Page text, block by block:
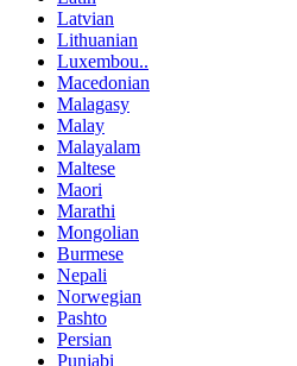
Latvian
Lithuanian
Luxembou..
Macedonian
Malagasy
Malay
Malayalam
Maltese
Maori
Marathi
Mongolian
Burmese
Nepali
Norwegian
Pashto
Persian
Punjabi